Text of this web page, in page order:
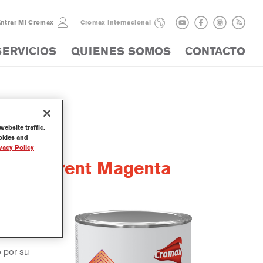
Mi Cromax Cromax internacional
QUIENES SOMOS CONTACTO
Magenta
de
por su
traffic.
and
Policy